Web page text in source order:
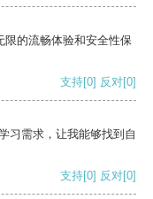
限的流畅体验和安全性保
支持[0] 反对[0]
习需求，让我能够找到自
支持[0] 反对[0]